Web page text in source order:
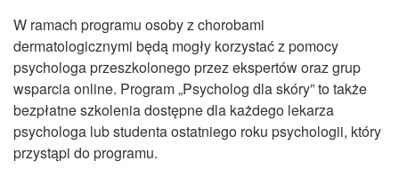
W ramach programu osoby z chorobami
dermatologicznymi będą mogły korzystać z pomocy
psychologa przeszkolonego przez ekspertów oraz grup
wsparcia online. Program „Psycholog dla skóry” to także
bezpłatne szkolenia dostępne dla każdego lekarza
psychologa lub studenta ostatniego roku psychologii, który
przystąpi do programu.